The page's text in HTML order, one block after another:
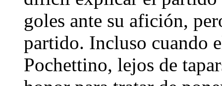
goles ante su afición,
partido. Incluso cuando
Pochettino, lejos de